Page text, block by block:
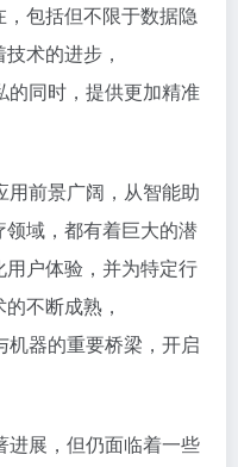
包括但不限于数据隐
术的进步，
的同时，提供更加精准
前景广阔，从智能助
域，都有着巨大的潜
户体验，并为特定行
不断成熟，
器的重要桥梁，开启
进展，但仍面临着一些